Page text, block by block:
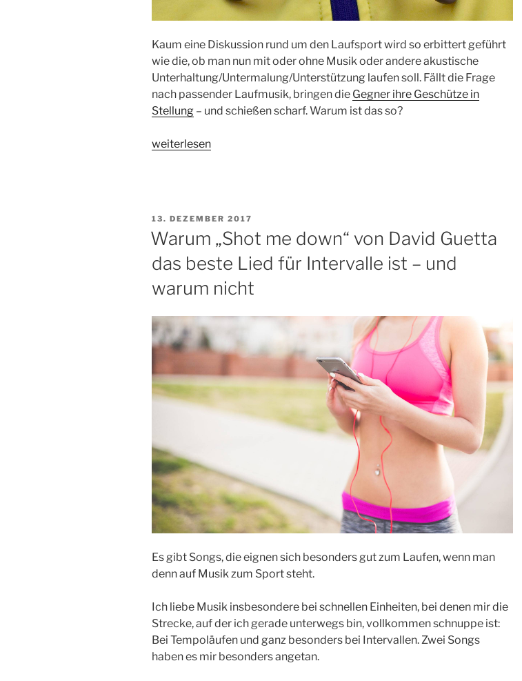
Kaum eine Diskussion rund um den Laufsport wird so erbittert geführt
wie die, ob man nun mit oder ohne Musik oder andere akustische
Unterhaltung/Untermalung/Unterstützung laufen soll. Fällt die Frage
nach passender Laufmusik, bringen die Gegner ihre Geschütze in
Stellung – und schießen scharf. Warum ist das so?
„Ein
der
Glaubenskrieg
um
beim
weiterlesen
VERÖFFENTLICHT
AM
13. DEZEMBER 2017
Warum „Shot me down“ von David Guetta
das beste Lied für Intervalle ist – und
warum nicht
Es gibt Songs, die eignen sich besonders gut zum Laufen, wenn man
denn auf Musik zum Sport steht.
Ich liebe Musik insbesondere bei schnellen Einheiten, bei denen mir die
Strecke, auf der ich gerade unterwegs bin, vollkommen schnuppe ist:
Bei Tempoläufen und ganz besonders bei Intervallen. Zwei Songs
haben es mir besonders angetan.